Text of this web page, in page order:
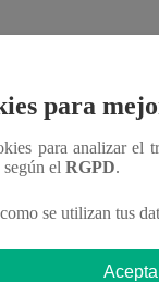
cuerdas
los días 13 de
mayo en HOB
VIVO X EL
para
para analizar el
según el RGPD.
se utilizan tus